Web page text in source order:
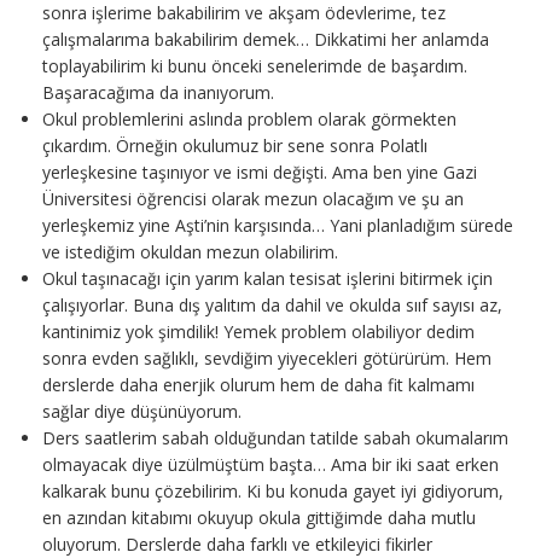
sonra işlerime bakabilirim ve akşam ödevlerime, tez
çalışmalarıma bakabilirim demek… Dikkatimi her anlamda
toplayabilirim ki bunu önceki senelerimde de başardım.
Başaracağıma da inanıyorum.
Okul problemlerini aslında problem olarak görmekten
çıkardım. Örneğin okulumuz bir sene sonra Polatlı
yerleşkesine taşınıyor ve ismi değişti. Ama ben yine Gazi
Üniversitesi öğrencisi olarak mezun olacağım ve şu an
yerleşkemiz yine Aşti’nin karşısında… Yani planladığım sürede
ve istediğim okuldan mezun olabilirim.
Okul taşınacağı için yarım kalan tesisat işlerini bitirmek için
çalışıyorlar. Buna dış yalıtım da dahil ve okulda sııf sayısı az,
kantinimiz yok şimdilik! Yemek problem olabiliyor dedim
sonra evden sağlıklı, sevdiğim yiyecekleri götürürüm. Hem
derslerde daha enerjik olurum hem de daha fit kalmamı
sağlar diye düşünüyorum.
Ders saatlerim sabah olduğundan tatilde sabah okumalarım
olmayacak diye üzülmüştüm başta… Ama bir iki saat erken
kalkarak bunu çözebilirim. Ki bu konuda gayet iyi gidiyorum,
en azından kitabımı okuyup okula gittiğimde daha mutlu
oluyorum. Derslerde daha farklı ve etkileyici fikirler